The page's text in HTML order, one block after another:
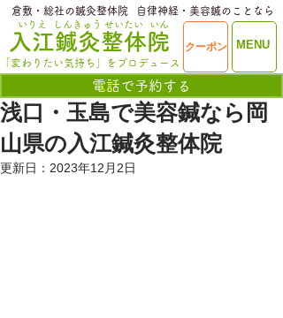
ME
​入江鍼灸整体院
いりえ
MENU
クーポン
電話で予約する
せいたい
しんきゅう いん
「変わりたい気持ち」をプロデュース
​倉敷・総社の鍼灸整体院 ​自律神経・美容鍼のことなら
浅口・玉島で美容鍼なら岡
山県の入江鍼灸整体院
更新日： 2023年12月2日